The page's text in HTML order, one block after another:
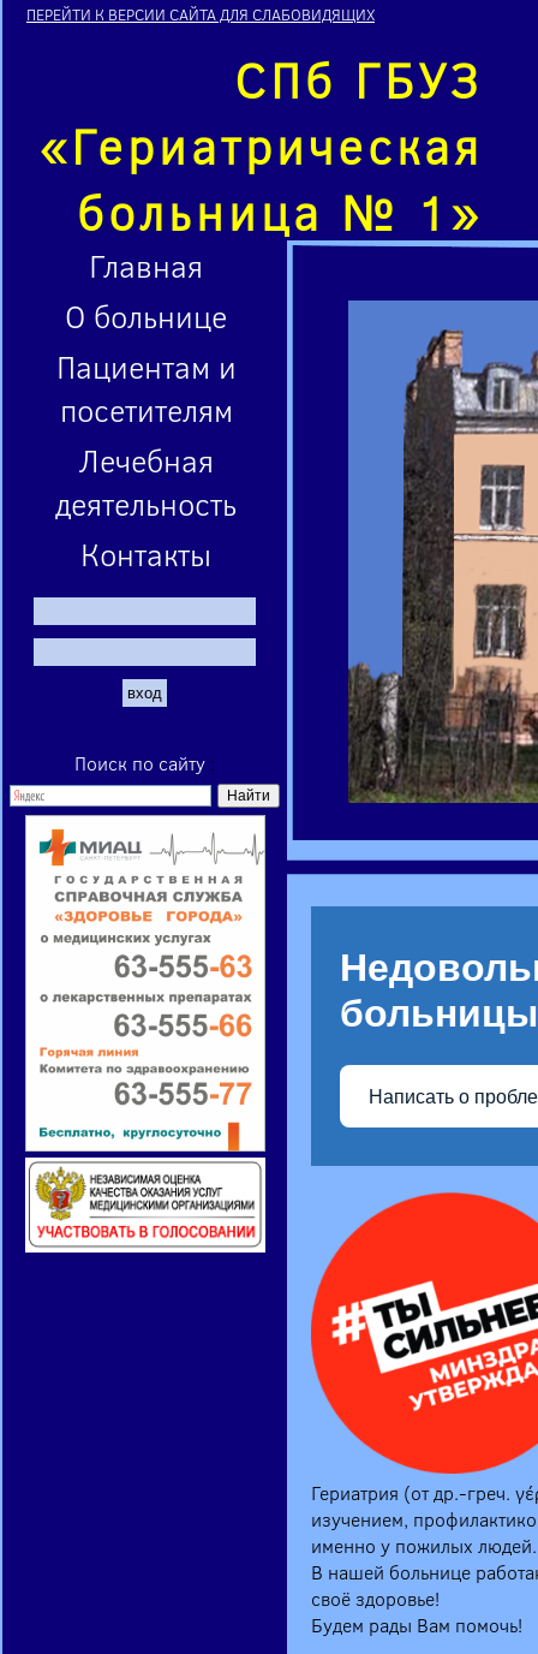
ПЕРЕЙТИ К ВЕРСИИ САЙТА ДЛЯ СЛАБОВИДЯЩИХ
СПб ГБУЗ
«Гериатрическая
больница № 1»
Главная
О больнице
Пациентам и
посетителям
Лечебная
деятельность
Контакты
Поиск по сайту :
Написать о
Гериатрия (от др.-греч.
изучением,
именно у пожилых людей.
В нашей больнице
своё здоровье!
Будем рады Вам помочь!